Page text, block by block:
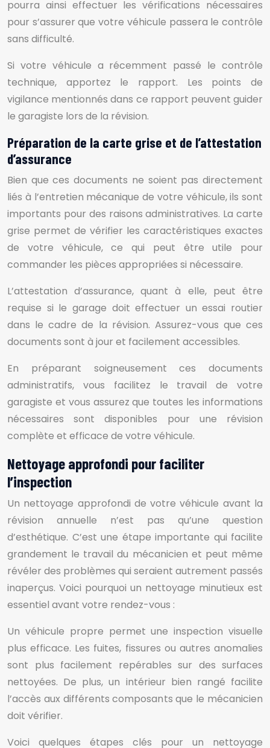
pourra ainsi effectuer les vérifications nécessaires
pour s’assurer que votre véhicule passera le contrôle
sans difficulté.
Si votre véhicule a récemment passé le contrôle
technique, apportez le rapport. Les points de
vigilance mentionnés dans ce rapport peuvent guider
le garagiste lors de la révision.
Préparation de la carte grise et de l’attestation
d’assurance
Bien que ces documents ne soient pas directement
liés à l’entretien mécanique de votre véhicule, ils sont
importants pour des raisons administratives. La carte
grise permet de vérifier les caractéristiques exactes
de votre véhicule, ce qui peut être utile pour
commander les pièces appropriées si nécessaire.
L’attestation d’assurance, quant à elle, peut être
requise si le garage doit effectuer un essai routier
dans le cadre de la révision. Assurez-vous que ces
documents sont à jour et facilement accessibles.
En préparant soigneusement ces documents
administratifs, vous facilitez le travail de votre
garagiste et vous assurez que toutes les informations
nécessaires sont disponibles pour une révision
complète et efficace de votre véhicule.
Nettoyage approfondi pour faciliter
l’inspection
Un nettoyage approfondi de votre véhicule avant la
révision annuelle n’est pas qu’une question
d’esthétique. C’est une étape importante qui facilite
grandement le travail du mécanicien et peut même
révéler des problèmes qui seraient autrement passés
inaperçus. Voici pourquoi un nettoyage minutieux est
essentiel avant votre rendez-vous :
Un véhicule propre permet une inspection visuelle
plus efficace. Les fuites, fissures ou autres anomalies
sont plus facilement repérables sur des surfaces
nettoyées. De plus, un intérieur bien rangé facilite
l’accès aux différents composants que le mécanicien
doit vérifier.
Voici quelques étapes clés pour un nettoyage